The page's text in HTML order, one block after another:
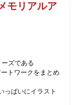
モリアルア
ズである
トワークをまとめ
っぱいにイラスト